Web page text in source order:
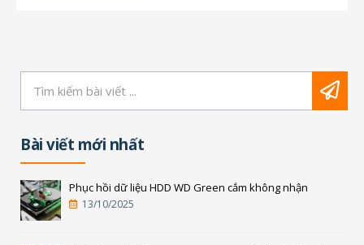
Bài viết mới nhất
Phục hồi dữ liệu HDD WD Green cắm không nhận
13/10/2025